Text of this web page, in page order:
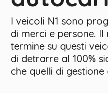
I veicoli N1 sono
di merci e persone.
termine su questi
di detrarre al 100%
che quelli di